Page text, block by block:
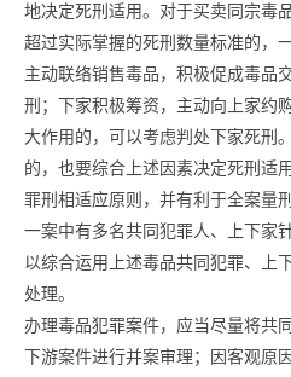
地决定死刑适用。对于买卖同宗毒
超过实际掌握的死刑数量标准的，
主动联络销售毒品，积极促成毒品
刑；下家积极筹资，主动向上家约
大作用的，可以考虑判处下家死刑
的，也要综合上述因素决定死刑适
罪刑相适应原则，并有利于全案量
一案中有多名共同犯罪人、上下家
以综合运用上述毒品共同犯罪、上
处理。
办理毒品犯罪案件，应当尽量将共
下游案件进行并案审理；因客观原